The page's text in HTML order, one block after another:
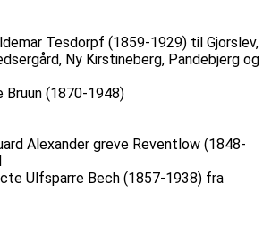
Tesdorpf (1859-1929) til Gjorslev,
Ny Kirstineberg, Pandebjerg og
(1870-1948)
Alexander greve Reventlow (1848-
Ulfsparre Bech (1857-1938) fra